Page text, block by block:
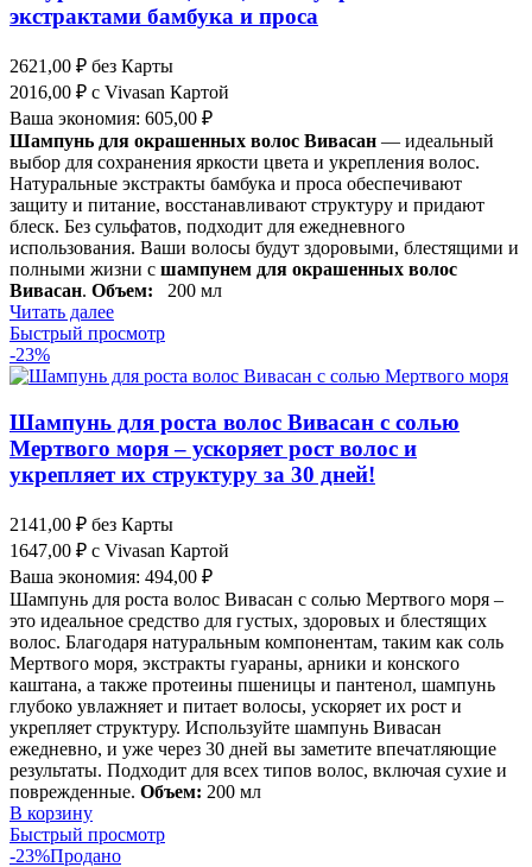
экстрактами бамбука и проса
2621,00 ₽ без Карты
2016,00 ₽ с Vivasan Картой
Ваша экономия: 605,00 ₽
Шампунь для окрашенных волос Вивасан — идеальный
выбор для сохранения яркости цвета и укрепления волос.
Натуральные экстракты бамбука и проса обеспечивают
защиту и питание, восстанавливают структуру и придают
блеск. Без сульфатов, подходит для ежедневного
использования. Ваши волосы будут здоровыми, блестящими и
полными жизни с шампунем для окрашенных волос
Вивасан. Объем: 200 мл
Читать далее
Быстрый просмотр
-23%
Шампунь для роста волос Вивасан с солью
Мертвого моря – ускоряет рост волос и
укрепляет их структуру за 30 дней!
2141,00 ₽ без Карты
1647,00 ₽ с Vivasan Картой
Ваша экономия: 494,00 ₽
Шампунь для роста волос Вивасан с солью Мертвого моря –
это идеальное средство для густых, здоровых и блестящих
волос. Благодаря натуральным компонентам, таким как соль
Мертвого моря, экстракты гуараны, арники и конского
каштана, а также протеины пшеницы и пантенол, шампунь
глубоко увлажняет и питает волосы, ускоряет их рост и
укрепляет структуру. Используйте шампунь Вивасан
ежедневно, и уже через 30 дней вы заметите впечатляющие
результаты. Подходит для всех типов волос, включая сухие и
поврежденные. Объем: 200 мл
В корзину
Быстрый просмотр
-23%Продано